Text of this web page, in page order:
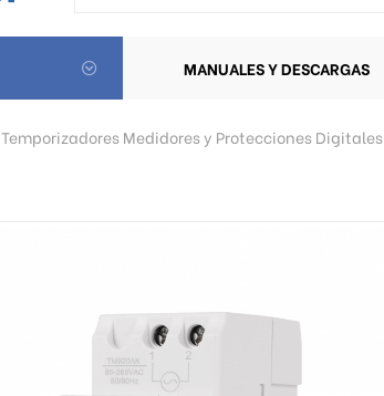
MANUALES Y DESCARGAS
Temporizadores Medidores y Protecciones Digitales